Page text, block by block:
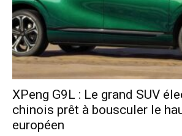
XPeng G9L : Le grand SUV
chinois prêt à bousculer le
européen